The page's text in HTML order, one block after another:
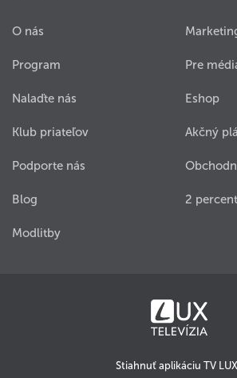
O nás
Program
Nalaďte nás
Klub priateľov
Podporte nás
Blog
Modlitby
Pre
Eshop
Akčný
2
Stiahnuť aplikáciu TV LUX